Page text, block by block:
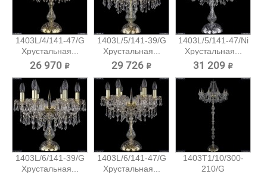
1403L/4/141-47/G
Хрустальная...
26 970 ₽
1403L/5/141-39/G
Хрустальная...
29 726 ₽
1403L/5/141-47/Ni
Хрустальная...
31 209 ₽
1403L/6/141-39/G
Хрустальная...
1403L/6/141-47/G
Хрустальная...
1403T1/10/300-
210/G